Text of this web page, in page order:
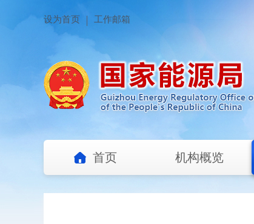
设为首页 工作邮箱
首页 机构概览